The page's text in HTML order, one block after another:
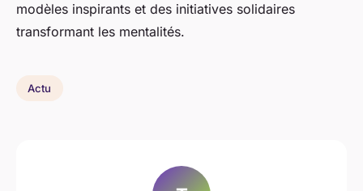
modèles inspirants et des initiatives solidaires
transformant les mentalités.
Actu